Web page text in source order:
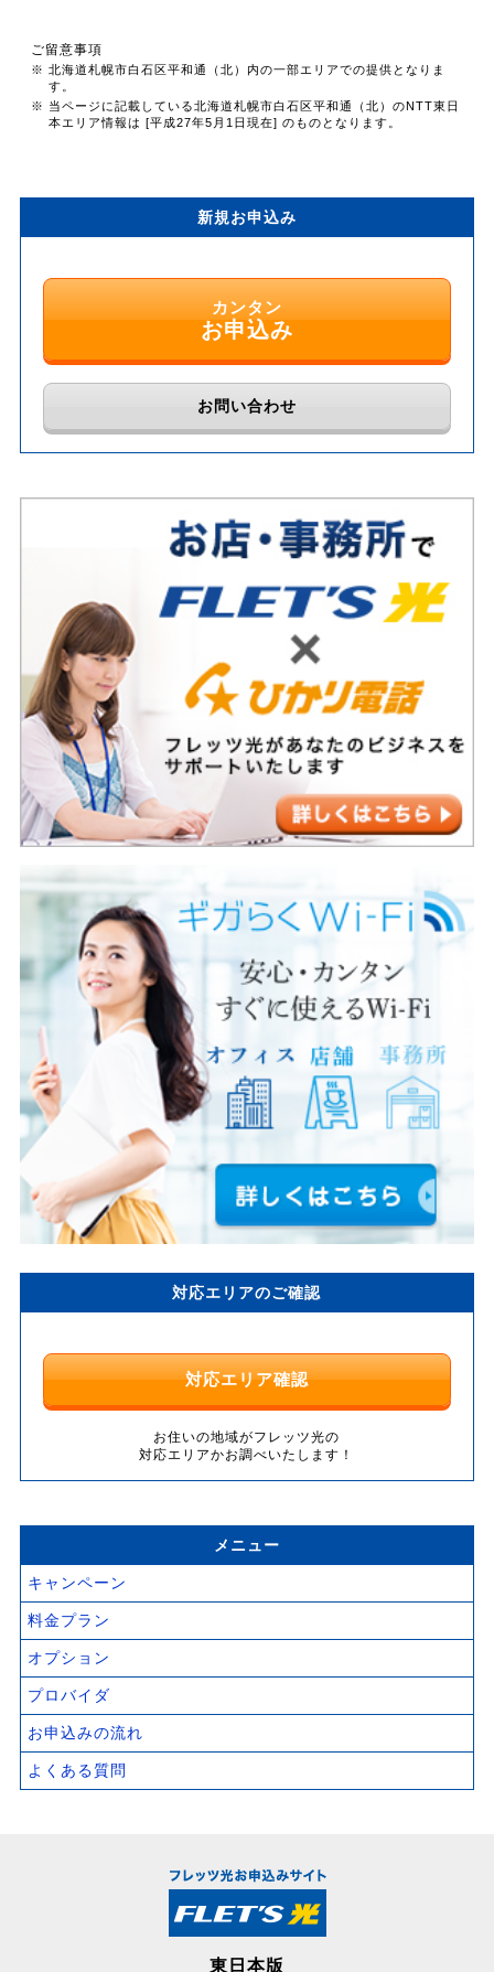
ご留意事項
※ 北海道札幌市白石区平和通（北）内の一部エリアでの提供となりま
す。
※ 当ページに記載している北海道札幌市白石区平和通（北）のNTT東日
本エリア情報は [平成27年5月1日現在] のものとなります。
新規お申込み
カンタン
お申込み
お問い合わせ
対応エリアのご確認
対応エリア確認
お住いの地域がフレッツ光の
対応エリアかお調べいたします！
メニュー
キャンペーン
料金プラン
オプション
プロバイダ
お申込みの流れ
よくある質問
東日本版